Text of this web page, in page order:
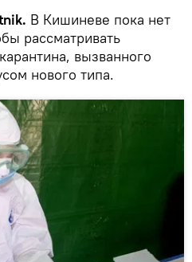
В Кишиневе пока нет
рассматривать
вызванного
нового типа.